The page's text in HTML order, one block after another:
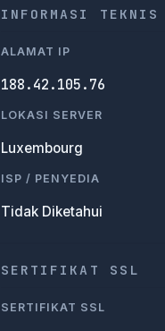
INFORMASI TEKNIS
ALAMAT IP
188.42.105.76
LOKASI SERVER
Luxembourg
ISP / PENYEDIA
Tidak Diketahui
SERTIFIKAT SSL
SERTIFIKAT SSL